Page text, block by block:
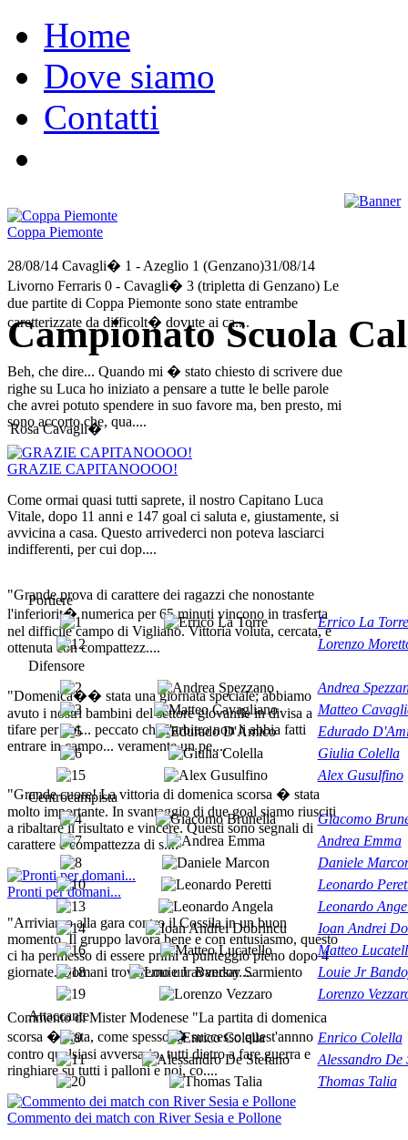
Home
Dove siamo
Contatti
Coppa Piemonte
28/08/14 Cavagli� 1 - Azeglio 1 (Genzano)31/08/14
Livorno Ferraris 0 - Cavagli� 3 (tripletta di Genzano) Le
due partite di Coppa Piemonte sono state entrambe
caretterizzate da difficolt� dovute ai ca....
Beh, che dire... Quando mi � stato chiesto di scrivere due
righe su Luca ho iniziato a pensare a tutte le belle parole
che avrei potuto spendere in suo favore ma, ben presto, mi
sono accorto che, qua....
GRAZIE CAPITANOOOO!
Come ormai quasi tutti saprete, il nostro Capitano Luca
Vitale, dopo 11 anni e 147 goal ci saluta e, giustamente, si
avvicina a casa. Questo arrivederci non poteva lasciarci
indifferenti, per cui dop....
"Grande prova di carattere dei ragazzi che nonostante
l'inferiorit� numerica per 65 minuti vincono in trasferta
nel difficile campo di Vigliano. Vittoria voluta, cercata, e
ottenuta con compattezz....
"Domenica�� stata una giornata speciale; abbiamo
avuto i nostri bambini del settore giovanile in divisa a
tifare per noi... peccato che l'arbitro non li abbia fatti
entrare in campo... veramente un pe....
"Grande cuore! La vittoria di domenica scorsa � stata
molto importante. In svantaggio di due goal siamo riusciti
a ribaltare il risultato e vincere. Questi sono segnali di
carattere e compattezza di s....
Pronti per domani...
"Arriviamo alla gara contro il Cossila in un buon
momento. Il gruppo lavora bene e con entusiasmo, questo
ci ha permesso di essere primi a punteggio pieno dopo 4
giornate. Domani troveremo un avversar....
Commento di Mister Modenese "La partita di domenica
scorsa � stata, come spesso � successo quest'annno
contro qualsiasi avversario, tutti dietro a fare guerra e
ringhiare su tutti i palloni e noi, co....
Commento dei match con River Sesia e Pollone
Campionato Scuola
Rosa Cavagli�
Portiere
Errico La Torre
Lorenzo
Difensore
Andrea
Matteo
Edurado
Giulia Colella
Alex Gusulfino
Centrocampista
Giacomo
Andrea Emma
Daniele
Leonardo
Leonardo
Ioan Andrei
Matteo
Louie Jr
Lorenzo
Attaccante
Enrico Colella
Alessandro De
Thomas Talia